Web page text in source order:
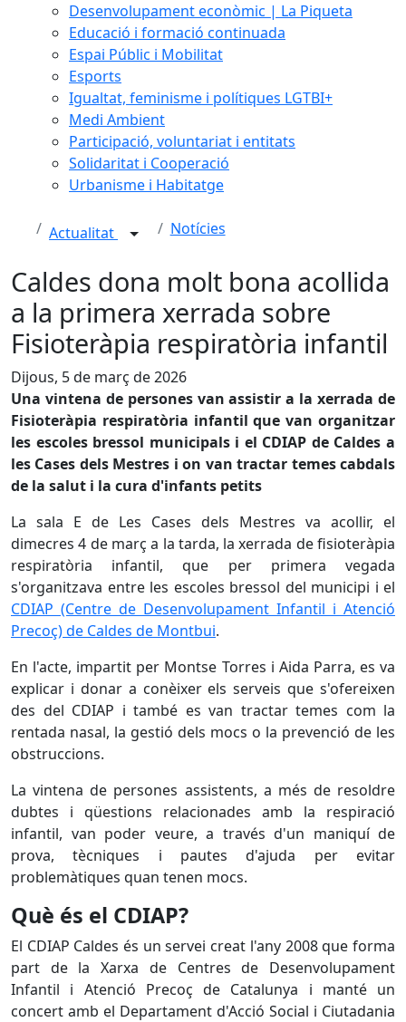
Desenvolupament econòmic | La Piqueta
Educació i formació continuada
Espai Públic i Mobilitat
Esports
Igualtat, feminisme i polítiques LGTBI+
Medi Ambient
Participació, voluntariat i entitats
Solidaritat i Cooperació
Urbanisme i Habitatge
Actualitat Notícies
Caldes dona molt bona acollida
a la primera xerrada sobre
Fisioteràpia respiratòria infantil
Dijous, 5 de març de 2026
Una vintena de persones van assistir a la xerrada de
Fisioteràpia respiratòria infantil que van organitzar
les escoles bressol municipals i el CDIAP de Caldes a
les Cases dels Mestres i on van tractar temes cabdals
de la salut i la cura d'infants petits
La sala E de Les Cases dels Mestres va acollir, el
dimecres 4 de març a la tarda, la xerrada de fisioteràpia
respiratòria infantil, que per primera vegada
s'organitzava entre les escoles bressol del municipi i el
CDIAP (Centre de Desenvolupament Infantil i Atenció
Precoç) de Caldes de Montbui.
En l'acte, impartit per Montse Torres i Aida Parra, es va
explicar i donar a conèixer els serveis que s'ofereixen
des del CDIAP i també es van tractar temes com la
rentada nasal, la gestió dels mocs o la prevenció de les
obstruccions.
La vintena de persones assistents, a més de resoldre
dubtes i qüestions relacionades amb la respiració
infantil, van poder veure, a través d'un maniquí de
prova, tècniques i pautes d'ajuda per evitar
problemàtiques quan tenen mocs.
Què és el CDIAP?
El CDIAP Caldes és un servei creat l'any 2008 que forma
part de la Xarxa de Centres de Desenvolupament
Infantil i Atenció Precoç de Catalunya i manté un
concert amb el Departament d'Acció Social i Ciutadania